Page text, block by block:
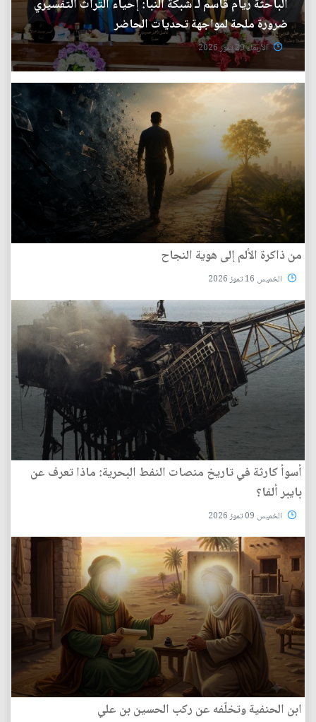
الباحثة ريام قاسم لـ شبكة النبأ: إحياء التراث التفسيري
ضرورة ملحة لمواجهة تحديات الحاضر
الأربعاء 29 تموز 2026
من ذاكرة الألم إلى هوية النجاح
الخميس 16 تموز 2026
أسوأ كارثة في تاريخ منصات النفط البحرية: ماذا تعرف عن
بايبر ألفا؟
الخميس 09 تموز 2026
ابن الحنفية وتخلّفه عن ركب الحسين بن علي